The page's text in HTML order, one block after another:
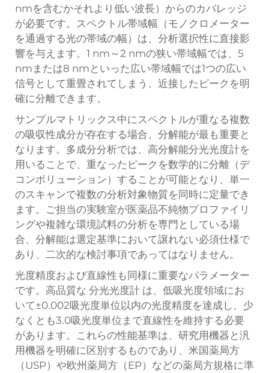
nmを含むかそれより低い波長）からのカバレッジ
が必要です。スペクトル帯域幅（モノクロメーター
を通過する光の帯域の幅）は、分析選択性に直接影
響を与えます。1 nm～2 nmの狭い帯域幅では、5
nmまたは8 nmといった広い帯域幅では1つの広い
信号として重畳されてしまう、近接したピークを明
確に分離できます。
サンプルマトリックス中にスペクトルが重なる複数
の吸収性成分が存在する場合、分解能が最も重要と
なります。多成分分析では、高分解能分光光度計を
用いることで、重なったピークを数学的に分離（デ
コンボリューション）することが可能となり、単一
のスキャンで複数の分析対象物質を同時に定量でき
ます。ご担当の実験室が医薬品不純物プロファイリ
ングや複雑な環境試料の分析を専門としている場
合、分解能は選定基準において譲れない必須仕様で
あり、二次的な検討事項であってはなりません。
光度精度および直線性も同様に重要なパラメーター
です。高品質な 分光光度計 は、低吸光度領域にお
いて±0.002吸光度単位以内の光度精度を達成し、少
なくとも3.0吸光度単位まで直線性を維持する必要
があります。これらの性能基準は、研究用機器と汎
用機器を明確に区別するものであり、米国薬局方
（USP）や欧州薬局方（EP）などの薬局方規格に準